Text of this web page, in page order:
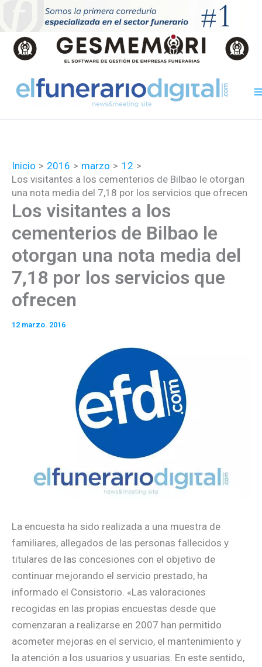
contenido
Inicio 2016 marzo
12
Los visitantes a los cementerios de Bilbao le otorgan
una nota media del 7,18 por los servicios que ofrecen
Los visitantes a los
cementerios de Bilbao le
otorgan una nota media del
7,18 por los servicios que
ofrecen
12 marzo. 2016
La encuesta ha sido realizada a una muestra de
familiares, allegados de las personas fallecidos y
titulares de las concesiones con el objetivo de
continuar mejorando el servicio prestado, ha
informado el Consistorio. «Las valoraciones
recogidas en las propias encuestas desde que
comenzaran a realizarse en 2007 han permitido
acometer mejoras en el servicio, el mantenimiento y
la atención a los usuarios y usuarias. En este sentido,